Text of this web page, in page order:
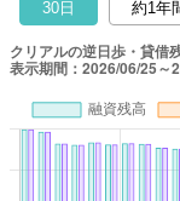
30日 約1年